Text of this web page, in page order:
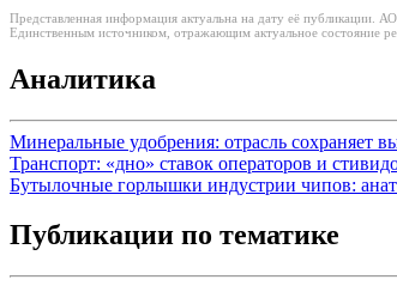
Представленная информация актуальна на дату её публикации.
Единственным источником, отражающим актуальное состояние
Аналитика
Минеральные удобрения: отрасль сохраняет
Транспорт: «дно» ставок операторов и
Бутылочные горлышки индустрии чипов:
Публикации по тематике